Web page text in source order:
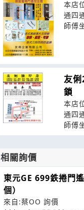
本店
通四
師傅
友
鎖
本店
通四
師傅
相關詢價
東元GE 699鉄捲門
個）
來自:蔡OO 詢價